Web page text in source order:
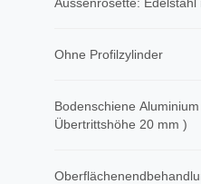
Ohne Profilzylinder
Bodenschiene
Übertrittshöhe 20 mm )